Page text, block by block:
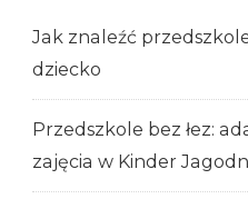
Jak znaleźć
dziecko
Przedszkole bez łez:
zajęcia w Kinder